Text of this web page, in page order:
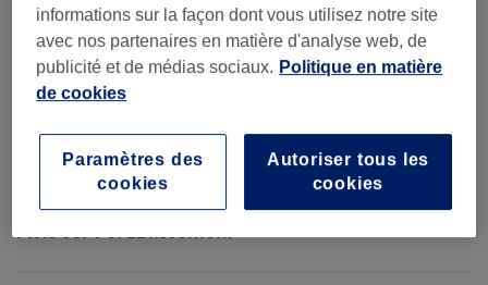
Ce n'est pas ce que vous recherchiez ?
Recherchez dans notre liste de prestations
Avis sur l'établissement
informations sur la façon dont vous utilisez notre site
avec nos partenaires en matière d'analyse web, de
publicité et de médias sociaux. Politique en matière
de cookies
Autoriser tous les
cookies
Paramètres des
cookies